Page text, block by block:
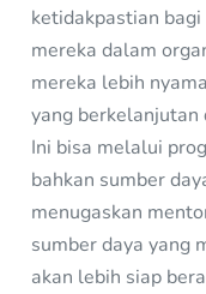
ketidakpastian
mereka dalam
mereka lebih
yang berkelanjutan
Ini bisa melalui
bahkan sumber
menugaskan
sumber daya yang
akan lebih siap